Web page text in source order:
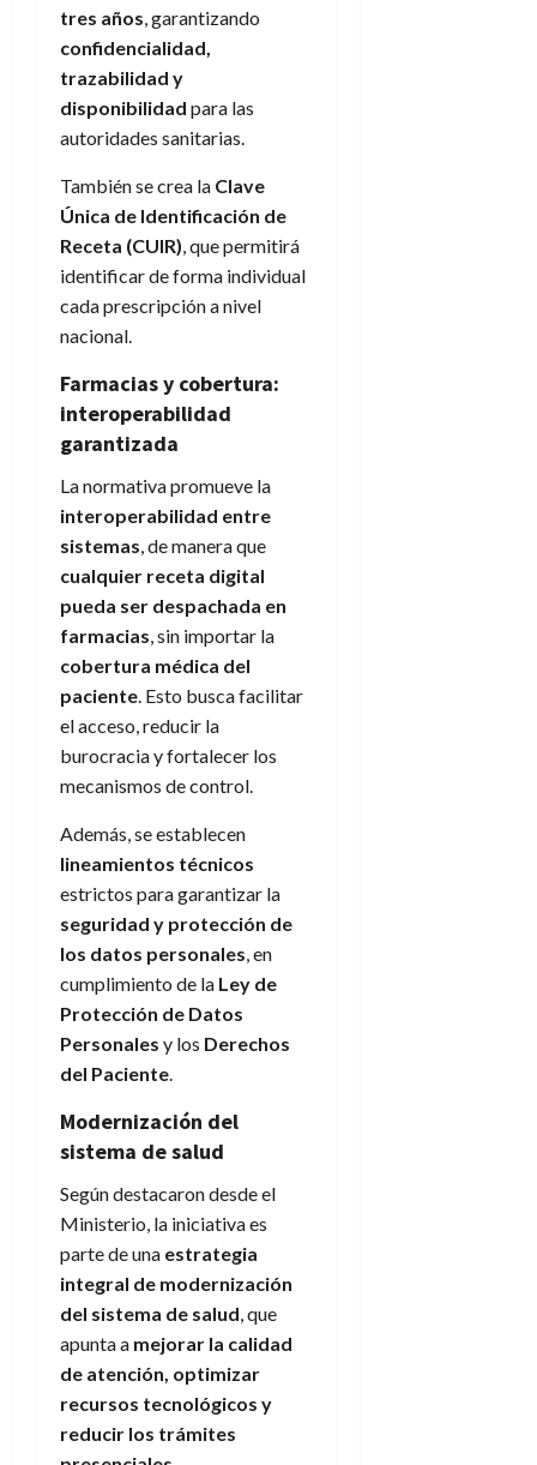
tres años, garantizando
confidencialidad,
trazabilidad y
disponibilidad para las
autoridades sanitarias.
También se crea la Clave
Única de Identificación de
Receta (CUIR), que permitirá
identificar de forma individual
cada prescripción a nivel
nacional.
Farmacias y cobertura:
interoperabilidad
garantizada
La normativa promueve la
interoperabilidad entre
sistemas, de manera que
cualquier receta digital
pueda ser despachada en
farmacias, sin importar la
cobertura médica del
paciente. Esto busca facilitar
el acceso, reducir la
burocracia y fortalecer los
mecanismos de control.
Además, se establecen
lineamientos técnicos
estrictos para garantizar la
seguridad y protección de
los datos personales, en
cumplimiento de la Ley de
Protección de Datos
Personales y los Derechos
del Paciente.
Modernización del
sistema de salud
Según destacaron desde el
Ministerio, la iniciativa es
parte de una estrategia
integral de modernización
del sistema de salud, que
apunta a mejorar la calidad
de atención, optimizar
recursos tecnológicos y
reducir los trámites